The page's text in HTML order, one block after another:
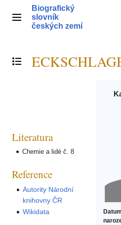
obsahHlavní menu
Biografický
slovník
českých zemí
Přepnout obsah
Datum
Literatura
Chemie a lidé č. 8
Reference
Autority Národní
knihovny ČR
Wikidata